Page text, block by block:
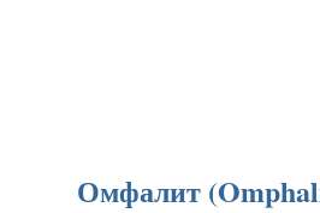
Омфалит